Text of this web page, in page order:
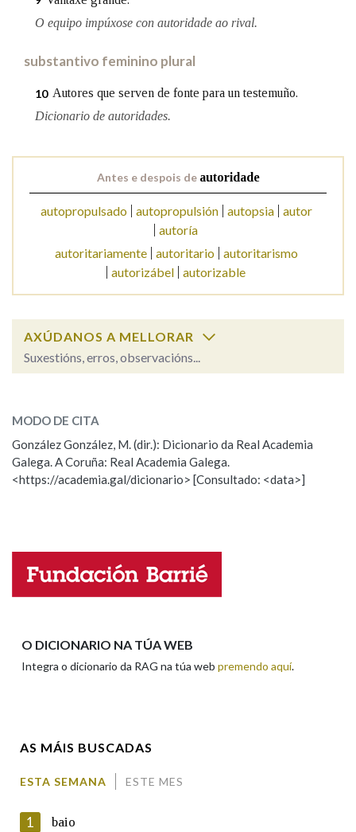
O equipo impúxose con autoridade ao rival.
substantivo feminino plural
10 Autores que serven de fonte para un testemuño.
Dicionario de autoridades.
Antes e despois de autoridade
autopropulsado autopropulsión autopsia
autor
autoría
autoritariamente
autoritario
autoritarismo
autorizábel autorizable
AXÚDANOS A MELLORAR
Suxestións, erros, observacións...
ESCOLLE UNHA OPCIÓN:
Observación Hai un erro na palabra
Propoño mellorar a definición
Nome
MODO DE CITA
González González, M. (dir.): Dicionario da Real Academia
Galega. A Coruña: Real Academia Galega.
<https://academia.gal/dicionario> [Consultado: <data>]
O DICIONARIO NA TÚA WEB
Integra o dicionario da RAG na túa web premendo aquí.
AS MÁIS BUSCADAS
ESTA SEMANA ESTE MES
1 baio